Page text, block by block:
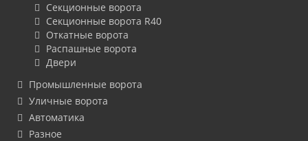
Секционные ворота
Секционные ворота R40
Откатные ворота
Распашные ворота
Двери
Промышленные ворота
Уличные ворота
Автоматика
Разное